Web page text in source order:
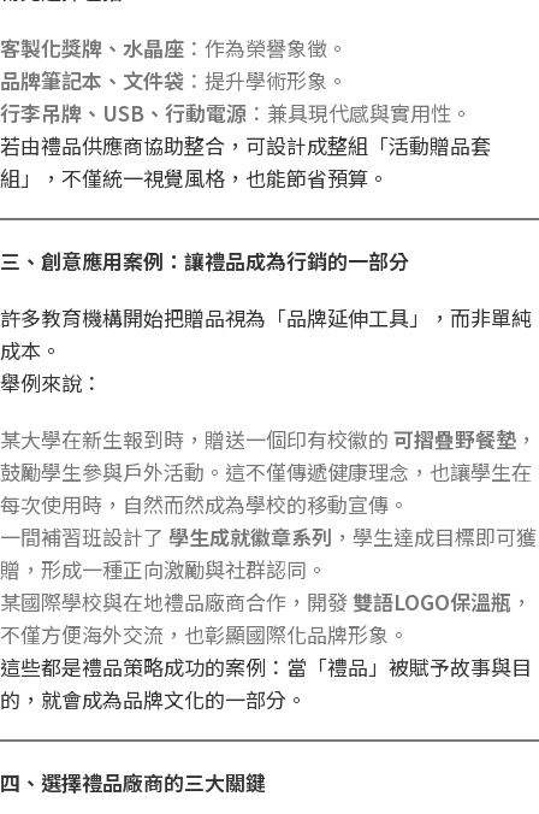
客製化獎牌、水晶座 ：作為榮譽象徵。
品牌筆記本、文件袋 ：提升學術形象。
行李吊牌、USB 、行動電源 ：兼具現代感與實用性。
若由禮品供應商協助整合，可設計成整組「活動贈品套
組」，不僅統一視覺風格，也能節省預算。
三、創意應用案例：讓禮品成為行銷的一部分
許多教育機構開始把贈品視為「品牌延伸工具」，而非單純
成本。
舉例來說：
某大學在新生報到時，贈送一個印有校徽的 可摺疊野餐墊 ，
鼓勵學生參與戶外活動。這不僅傳遞健康理念，也讓學生在
每次使用時，自然而然成為學校的移動宣傳。
一間補習班設計了 學生成就徽章系列 ，學生達成目標即可獲
贈，形成一種正向激勵與社群認同。
某國際學校與在地禮品廠商合作，開發雙語LOGO保溫瓶 ，
不僅方便海外交流，也彰顯國際化品牌形象。
這些都是禮品策略成功的案例：當「禮品」被賦予故事與目
的，就會成為品牌文化的一部分。
四、選擇禮品廠商的三大關鍵